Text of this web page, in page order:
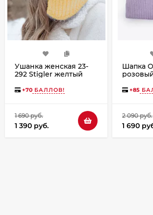
Ушанка женская 23-
292 Stigler желтый
+70 БАЛЛОВ!
1 690 руб.
1 390 руб.
Шапка
+85
2 090 руб.
1 690